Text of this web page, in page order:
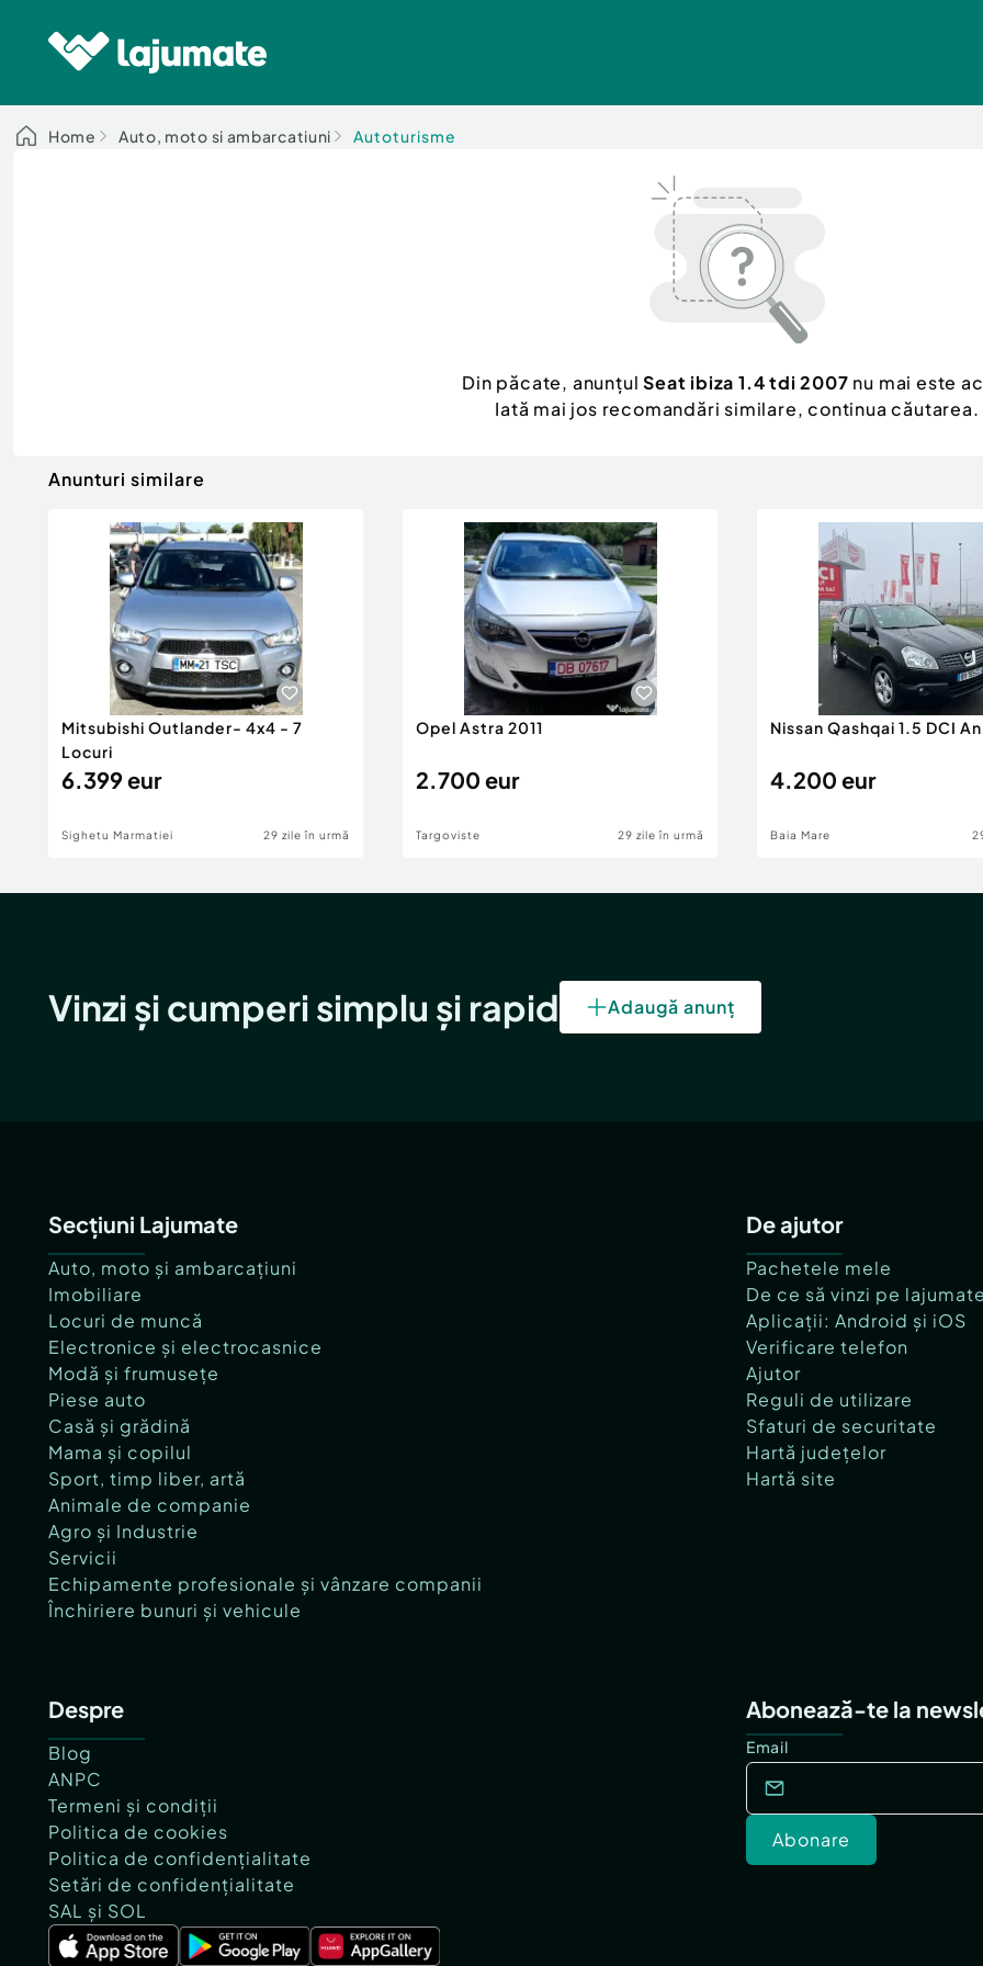
Home Auto, moto si ambarcatiuni Autoturisme
Din păcate, anunțulSeat ibiza 1.4 tdi 2007 nu mai este
Iată mai jos recomandări similare, continua căutarea.
Anunturi similare
Mitsubishi Outlander- 4x4 - 7
Locuri
6.399 eur
Sighetu Marmatiei 29 zile în urmă
Opel Astra 2011
2.700 eur
Targoviste 29 zile în urmă
Nissan Qashqai 1.5 DCI
4.200 eur
Baia Mare
Vinzi și cumperi simplu și rapid Adaugă anunț
Secțiuni Lajumate
Auto, moto și ambarcațiuni
Imobiliare
Locuri de muncă
Electronice și electrocasnice
Modă și frumusețe
Piese auto
Casă și grădină
Mama și copilul
Sport, timp liber, artă
Animale de companie
Agro și Industrie
Servicii
Echipamente profesionale și vânzare companii
Închiriere bunuri și vehicule
De ajutor
Pachetele mele
De ce să vinzi pe
Aplicații: Android și iOS
Verificare telefon
Ajutor
Reguli de utilizare
Sfaturi de securitate
Hartă județelor
Hartă site
Despre
Blog
ANPC
Termeni și condiții
Politica de cookies
Politica de confidențialitate
Setări de confidențialitate
SAL și SOL
Abonează-te la
Email
Abonare